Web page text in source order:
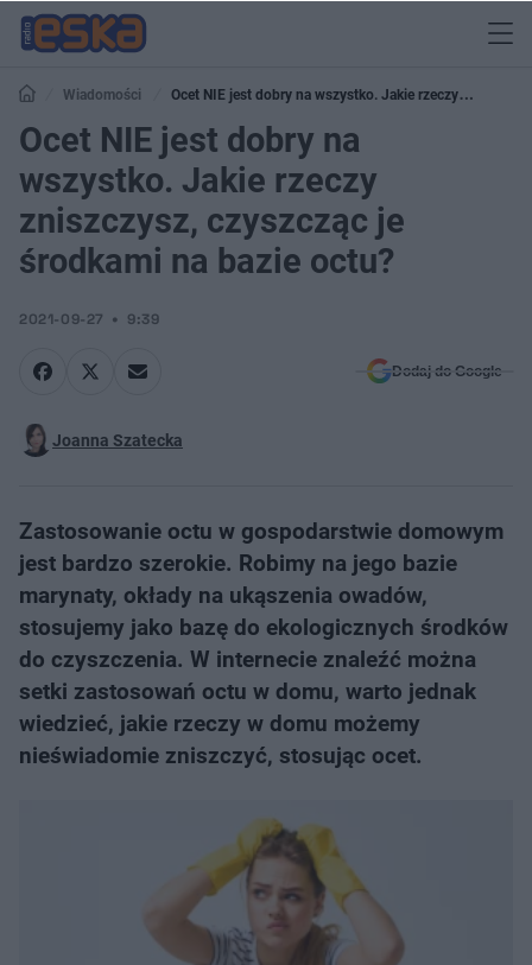
Wiadomości
Ocet NIE jest dobry na wszystko. Jakie rzeczy
zniszczysz, czyszcząc je środkami na bazie octu?
Ocet NIE jest dobry na
wszystko. Jakie rzeczy
zniszczysz, czyszcząc je
środkami na bazie octu?
2021-09-27 9:39
Dodaj do Google
Joanna Szatecka
Zastosowanie octu w gospodarstwie domowym
jest bardzo szerokie. Robimy na jego bazie
marynaty, okłady na ukąszenia owadów,
stosujemy jako bazę do ekologicznych środków
do czyszczenia. W internecie znaleźć można
setki zastosowań octu w domu, warto jednak
wiedzieć, jakie rzeczy w domu możemy
nieświadomie zniszczyć, stosując ocet.